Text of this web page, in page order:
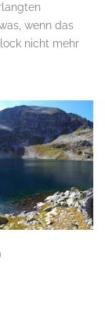
wenn das
nicht mehr